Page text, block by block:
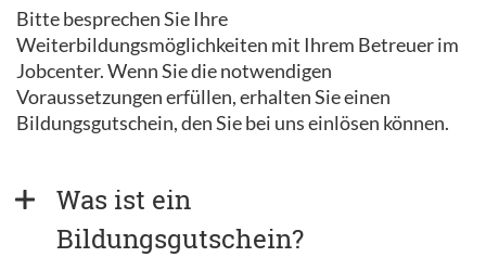
Bitte besprechen Sie Ihre
Weiterbildungsmöglichkeiten mit Ihrem Betreuer im
Jobcenter. Wenn Sie die notwendigen
Voraussetzungen erfüllen, erhalten Sie einen
Bildungsgutschein, den Sie bei uns einlösen können.
Was ist ein
Bildungsgutschein?